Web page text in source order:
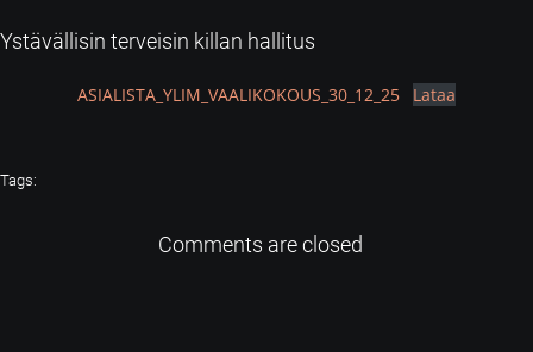
Ystävällisin terveisin killan hallitus
ASIALISTA_YLIM_VAALIKOKOUS_30_12_25 Lataa
Tags:
Comments are closed